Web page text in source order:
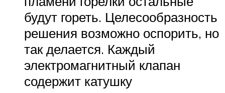
будут гореть. Целесообразность
решения возможно оспорить, но
так делается. Каждый
электромагнитный клапан
содержит катушку